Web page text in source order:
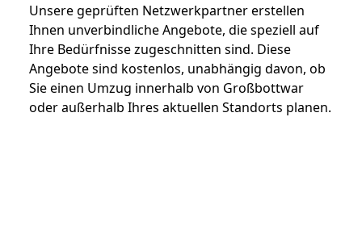
Unsere geprüften Netzwerkpartner erstellen
Ihnen unverbindliche Angebote, die speziell auf
Ihre Bedürfnisse zugeschnitten sind. Diese
Angebote sind kostenlos, unabhängig davon, ob
Sie einen Umzug innerhalb von Großbottwar
oder außerhalb Ihres aktuellen Standorts planen.